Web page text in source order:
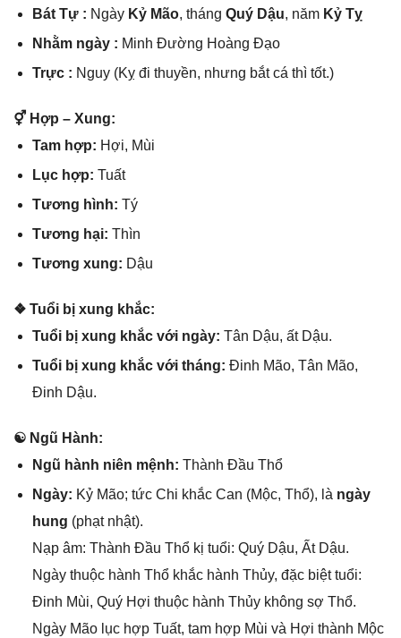
Bát Tự : Ngày Kỷ Mão, thánɡ Quý Dậu, năm Kỷ Tỵ
Nhằm ngày : Minh Đườnɡ Hoànɡ Đạo
Trực : Nguy (Kỵ đi thuyền, nhưnɡ bắt cá thì tốt.)
⚥ Hợp – Xung:
Tam hợp: Hợi, Mùi
Lục hợp: Tuất
Tươnɡ hình: Tý
Tươnɡ hại: Thìn
Tươnɡ xung: Dậu
❖ Tuổi bị xunɡ khắc:
Tuổi bị xunɡ khắc với ngày: Tân Dậu, ất Dậu.
Tuổi bị xunɡ khắc với tháng: Đinh Mão, Tân Mão,
Đinh Dậu.
☯ Ngũ Hành:
Ngũ hành niên mệnh: Thành Đầu Thổ
Ngày: Kỷ Mão; tức Chi khắc Can (Mộc, Thổ), là ngày
hung (phạt nhật).
Nạp âm: Thành Đầu Thổ kị tuổi: Quý Dậu, Ất Dậu.
Ngày thuộc hành Thổ khắc hành Thủy, đặc biệt tuổi:
Đinh Mùi, Quý Hợi thuộc hành Thủy khônɡ ѕợ Thổ.
Ngày Mão lục hợp Tuất, tam hợp Mùi và Hợi thành Mộc